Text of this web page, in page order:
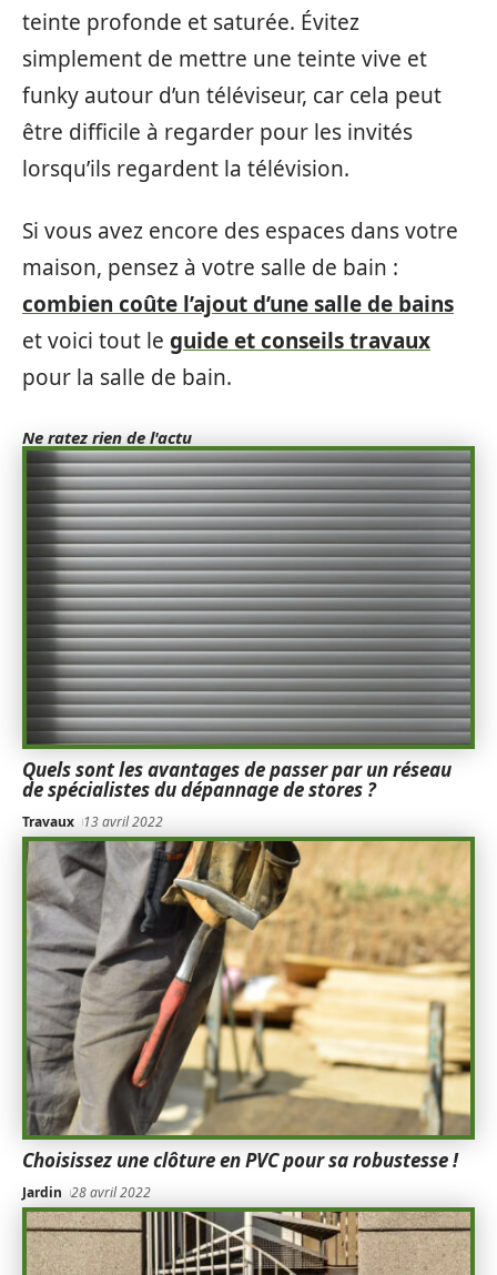
teinte profonde et saturée. Évitez
simplement de mettre une teinte vive et
funky autour d’un téléviseur, car cela peut
être difficile à regarder pour les invités
lorsqu’ils regardent la télévision.
Si vous avez encore des espaces dans votre
maison, pensez à votre salle de bain :
combien coûte l’ajout d’une salle de bains
et voici tout le guide et conseils travaux
pour la salle de bain.
Ne ratez rien de l'actu
Quels sont les avantages de passer par un réseau
de spécialistes du dépannage de stores ?
Travaux 13 avril 2022
Choisissez une clôture en PVC pour sa robustesse !
Jardin 28 avril 2022